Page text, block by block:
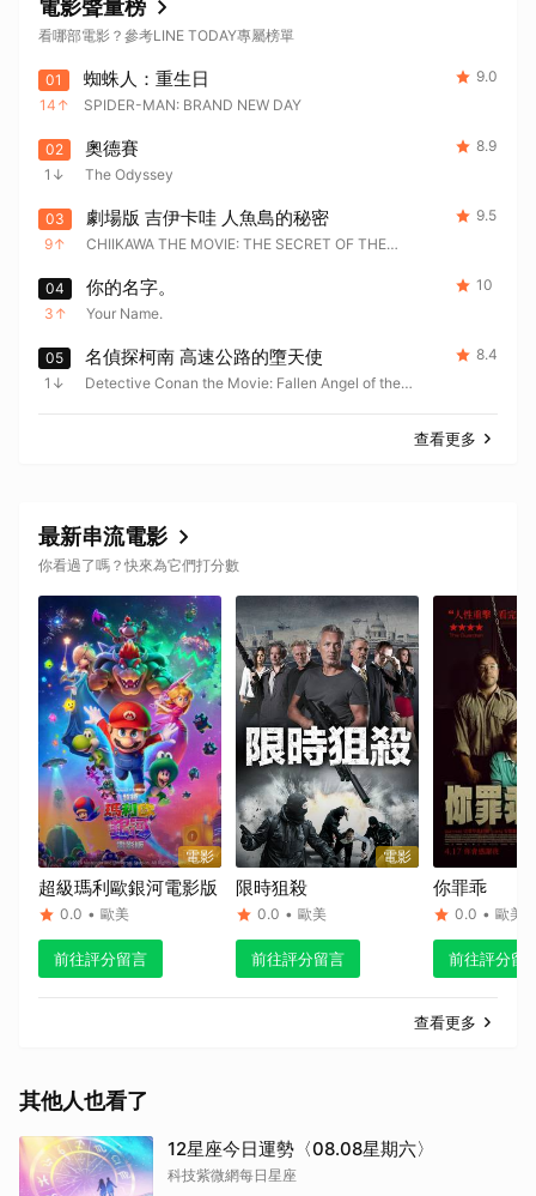
電影聲量榜
看哪部電影？參考LINE TODAY專屬榜單
01
14
蜘蛛人：重生日
SPIDER-MAN: BRAND NEW DAY
9.0
02
1
奧德賽
The Odyssey
8.9
03
9
劇場版 吉伊卡哇 人魚島的秘密
CHIIKAWA THE MOVIE: THE SECRET OF THE
9.5
04
3
你的名字。
Your Name.
10
05
1
名偵探柯南 高速公路的墮天使
Detective Conan the Movie: Fallen Angel of the
8.4
查看更多
最新串流電影
你看過了嗎？快來為它們打分數
電影
超級瑪利歐銀河電影版
0.0 • 歐美
前往評分留言
電影
限時狙殺
0.0 • 歐美
前往評分留言
你罪乖
0.0 • 歐美
前往評分留
查看更多
其他人也看了
12星座今日運勢〈08.08星期六〉
科技紫微網每日星座